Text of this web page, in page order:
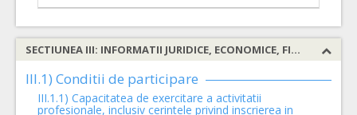
SECTIUNEA III: INFORMATII JURIDICE, ECONOMICE, FINANCIARE SI TEHNICE
III.1) Conditii de participare
III.1.1) Capacitatea de exercitare a activitatii
profesionale, inclusiv cerintele privind inscrierea in